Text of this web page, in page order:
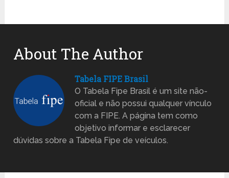
About The Author
Tabela FIPE Brasil
O Tabela Fipe Brasil é um site não-
oficial e não possui qualquer vínculo
com a FIPE. A página tem como
objetivo informar e esclarecer
dúvidas sobre a Tabela Fipe de veículos.